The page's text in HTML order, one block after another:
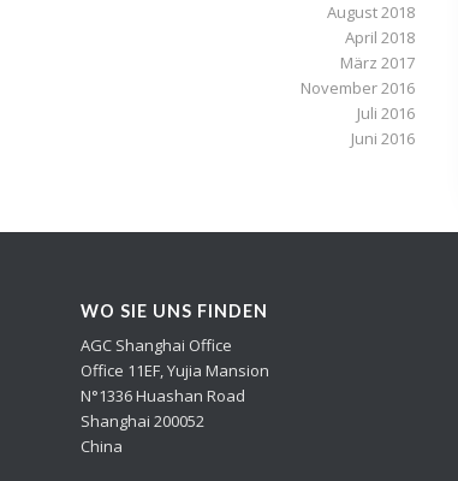
August 2018
April 2018
März 2017
November 2016
Juli 2016
Juni 2016
WO SIE UNS FINDEN
AGC Shanghai Office
Office 11EF, Yujia Mansion
N°1336 Huashan Road
Shanghai 200052
China